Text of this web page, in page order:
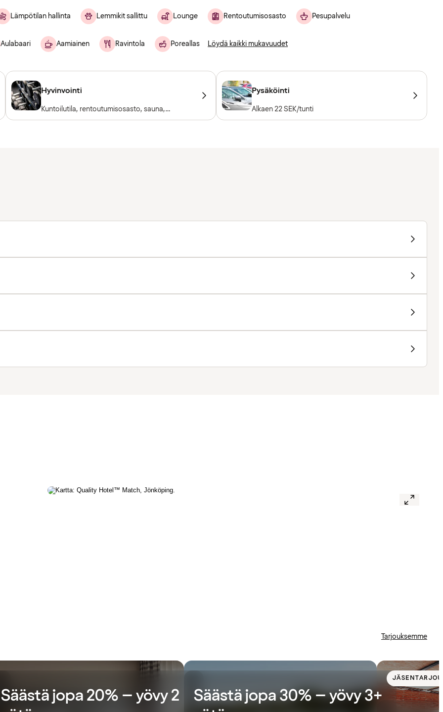
Lämpötilan hallinta Lemmikit sallittu Lounge Rentoutumisosasto Pesupalvelu
Aulabaari Aamiainen Ravintola Poreallas Löydä kaikki mukavuudet
Hyvinvointi
Kuntoilutila, rentoutumisosasto, sauna,
poreallas
Pysäköinti
Alkaen 22 SEK/tunti
Tarjouksemme
Säästä jopa 20% – yövy 2
Säästä jopa 30% – yövy 3+